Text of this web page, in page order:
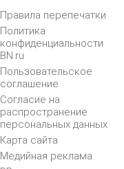
Правила перепечатки
Политика
конфиденциальности
BN.ru
Пользовательское
соглашение
Согласие на
распространение
персональных данных
Карта сайта
Медийная реклама